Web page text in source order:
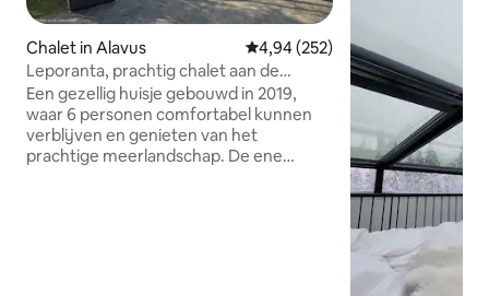
Chalet in Alavus Gemiddelde beoordeling van
4,94 (252)
Leporanta, prachtig chalet aan de
oevers van het Kuorasjärvi meer
Een gezellig huisje gebouwd in 2019,
waar 6 personen comfortabel kunnen
verblijven en genieten van het
prachtige meerlandschap. De ene